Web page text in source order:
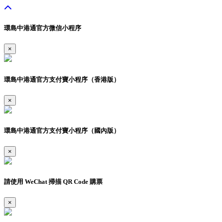
環島中港通官方微信小程序
×
環島中港通官方支付寶小程序（香港版）
×
環島中港通官方支付寶小程序（國內版）
×
請使用 WeChat 掃描 QR Code 購票
×